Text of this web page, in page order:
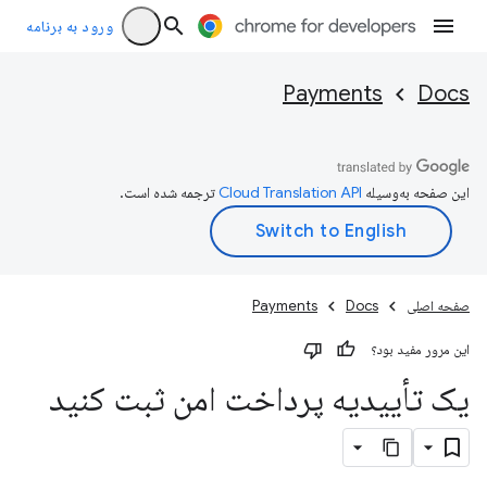
ورود به برنامه
Docs
Payments
این صفحه به‌وسیله ترجمه شده است.
صفحه اصلی Docs
Payments
این مرور مفید بود؟
یک تأییدیه پرداخت امن ثبت کنید